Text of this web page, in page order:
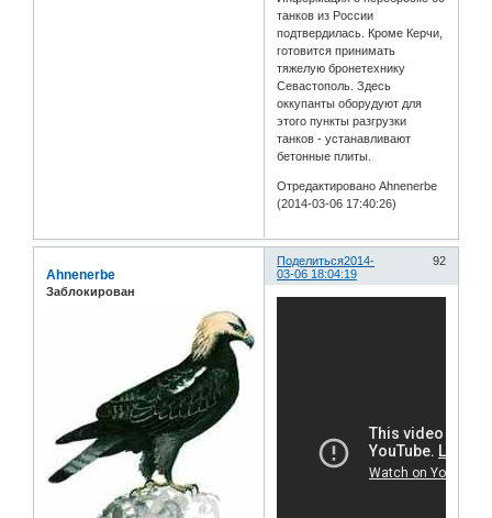
танков из России
подтвердилась. Кроме Керчи,
готовится принимать
тяжелую бронетехнику
Севастополь. Здесь
оккупанты оборудуют для
этого пункты разгрузки
танков - устанавливают
бетонные плиты.
Отредактировано Ahnenerbe
(2014-03-06 17:40:26)
Поделиться 92
2014-
03-06 18:04:19
Ahnenerbe
Заблокирован